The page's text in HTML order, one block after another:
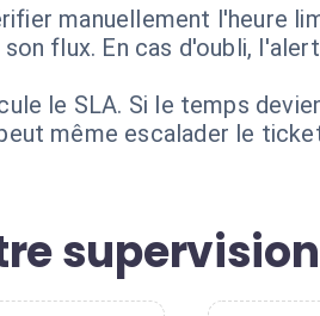
manuellement l'heure
flux. En cas d'oubli,
le SLA. Si le temps
même escalader le
supervision